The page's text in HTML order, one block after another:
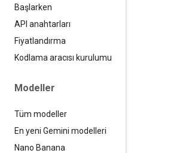
Başlarken
API anahtarları
Fiyatlandırma
Kodlama aracısı kurulumu
Modeller
Tüm modeller
En yeni Gemini modelleri
Nano Banana